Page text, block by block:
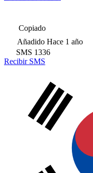
Copiado
Añadido Hace 1 año
SMS 1336
Recibir SMS